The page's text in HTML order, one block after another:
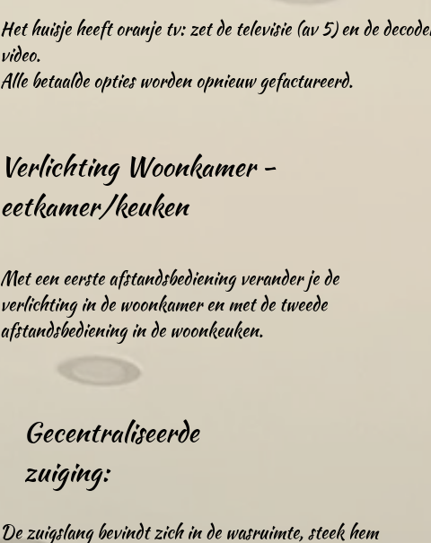
Het huisje heeft oranje tv: zet de televisie (av 5) en de
video.
Alle betaalde opties worden opnieuw gefactureerd.
Verlichting Woonkamer -
eetkamer/keuken
Met een eerste afstandsbediening verander je de
verlichting in de woonkamer en met de tweede
afstandsbediening in de woonkeuken.
Gecentraliseerde
zuiging:
De zuigslang bevindt zich in de wasruimte, steek hem